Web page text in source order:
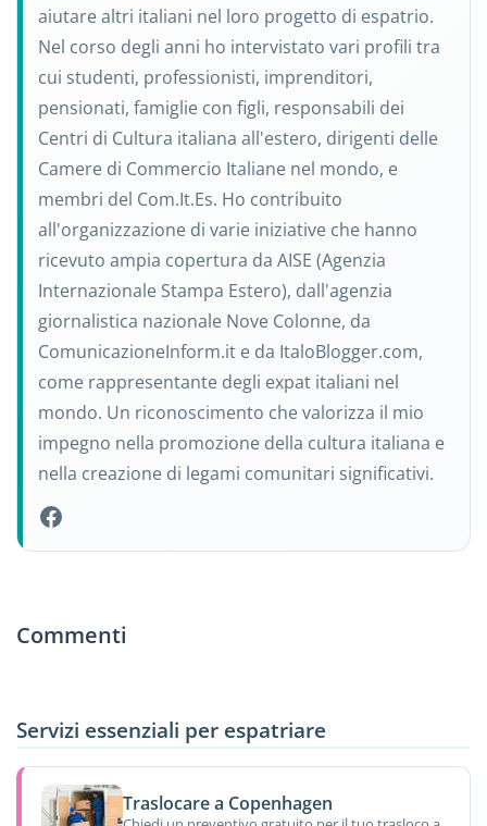
aiutare altri italiani nel loro progetto di espatrio.
Nel corso degli anni ho intervistato vari profili tra
cui studenti, professionisti, imprenditori,
pensionati, famiglie con figli, responsabili dei
Centri di Cultura italiana all'estero, dirigenti delle
Camere di Commercio Italiane nel mondo, e
membri del Com.It.Es. Ho contribuito
all'organizzazione di varie iniziative che hanno
ricevuto ampia copertura da AISE (Agenzia
Internazionale Stampa Estero), dall'agenzia
giornalistica nazionale Nove Colonne, da
ComunicazioneInform.it e da ItaloBlogger.com,
come rappresentante degli expat italiani nel
mondo. Un riconoscimento che valorizza il mio
impegno nella promozione della cultura italiana e
nella creazione di legami comunitari significativi.
Commenti
Servizi essenziali per espatriare
Traslocare a Copenhagen